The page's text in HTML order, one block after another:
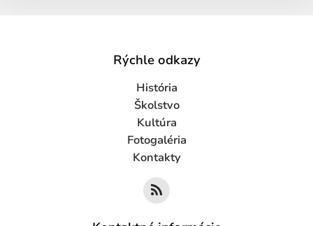
Rýchle odkazy
História
Školstvo
Kultúra
Fotogaléria
Kontakty